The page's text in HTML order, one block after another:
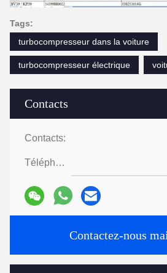
Contacts
Contacts:
Téléphone:
Contactez-nous
Tags:
turbocompresseur dans la voiture
turbocompresseur électrique